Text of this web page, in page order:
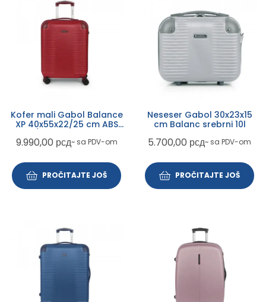
Kofer mali Gabol Balance
XP 40x55x22/25 cm ABS
9.990,00 рсд~ sa PDV-om
PROČITAJTE JOŠ
Neseser Gabol 30x23x15
cm Balanc srebrni 10l
5.700,00 рсд~ sa PDV-om
PROČITAJTE JOŠ